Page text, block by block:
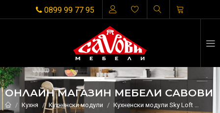
0899 99 77 95
ОНЛАЙН МАГАЗИН МЕБЕЛИ САВОВИ
Кухня Кухненски модули Кухненски модули Sky Loft